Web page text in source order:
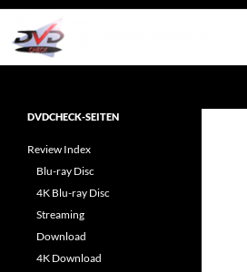
Zum
Inhalt
springen
Reviews rund ums Heimkino &
DVDCHECK-SEITEN
Review Index
Blu-ray Disc
4K Blu-ray Disc
Streaming
Download
4K Download